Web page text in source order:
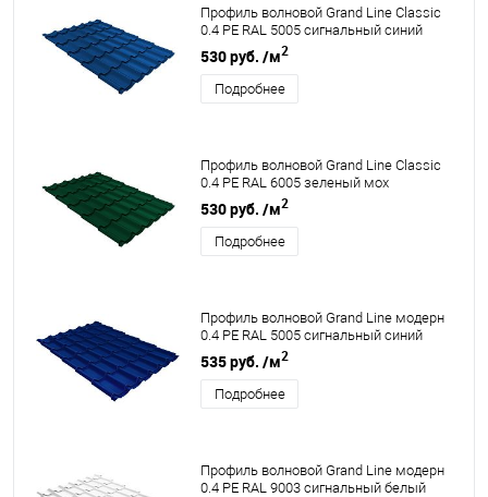
Профиль волновой Grand Line Classic
0.4 PE RAL 5005 сигнальный синий
530 руб. /м2
Подробнее
Профиль волновой Grand Line Classic
0.4 PE RAL 6005 зеленый мох
530 руб. /м2
Подробнее
Профиль волновой Grand Line модерн
0.4 PE RAL 5005 сигнальный синий
535 руб. /м2
Подробнее
Профиль волновой Grand Line модерн
0.4 PE RAL 9003 сигнальный белый